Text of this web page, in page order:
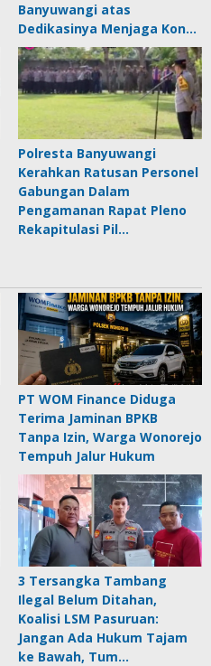
Banyuwangi atas
Dedikasinya Menjaga Kon…
Polresta Banyuwangi
Kerahkan Ratusan Personel
Gabungan Dalam
Pengamanan Rapat Pleno
Rekapitulasi Pil…
PT WOM Finance Diduga
Terima Jaminan BPKB
Tanpa Izin, Warga Wonorejo
Tempuh Jalur Hukum
3 Tersangka Tambang
Ilegal Belum Ditahan,
Koalisi LSM Pasuruan:
Jangan Ada Hukum Tajam
ke Bawah, Tum…